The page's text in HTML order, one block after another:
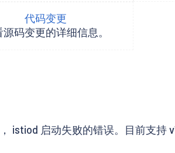
代码变更
码变更的详细信息。
istiod 启动失败的错误。目前支持